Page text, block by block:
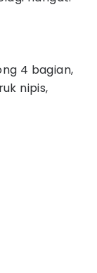
4 bagian,
nipis,